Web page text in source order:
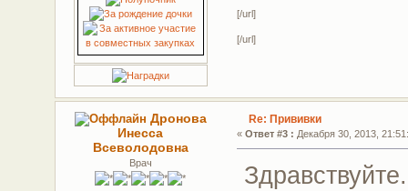
[/url]
[/url]
Дронова
Инесса
Всеволодовна
Врач
Re: Прививки
«Ответ #3 : Декабря 30, 2013,